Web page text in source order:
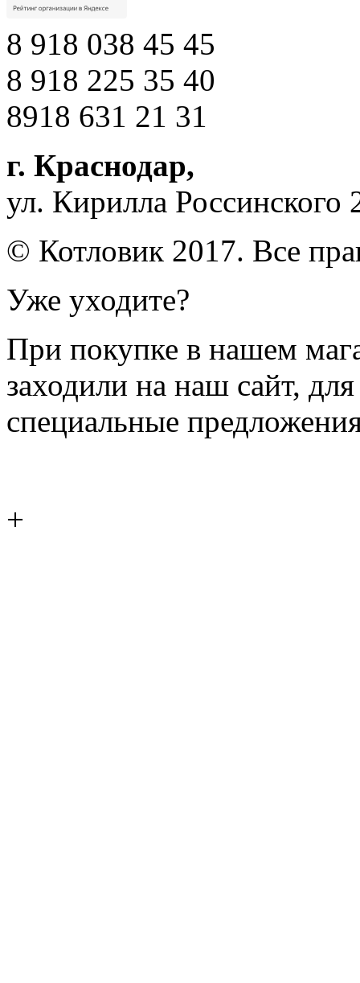
8 918 038 45 45
8 918 225 35 40
8918 631 21 31
г. Краснодар,
ул. Кирилла Россинского
© Котловик 2017. Все
Уже уходите?
При покупке в нашем
заходили на наш сайт,
специальные
+